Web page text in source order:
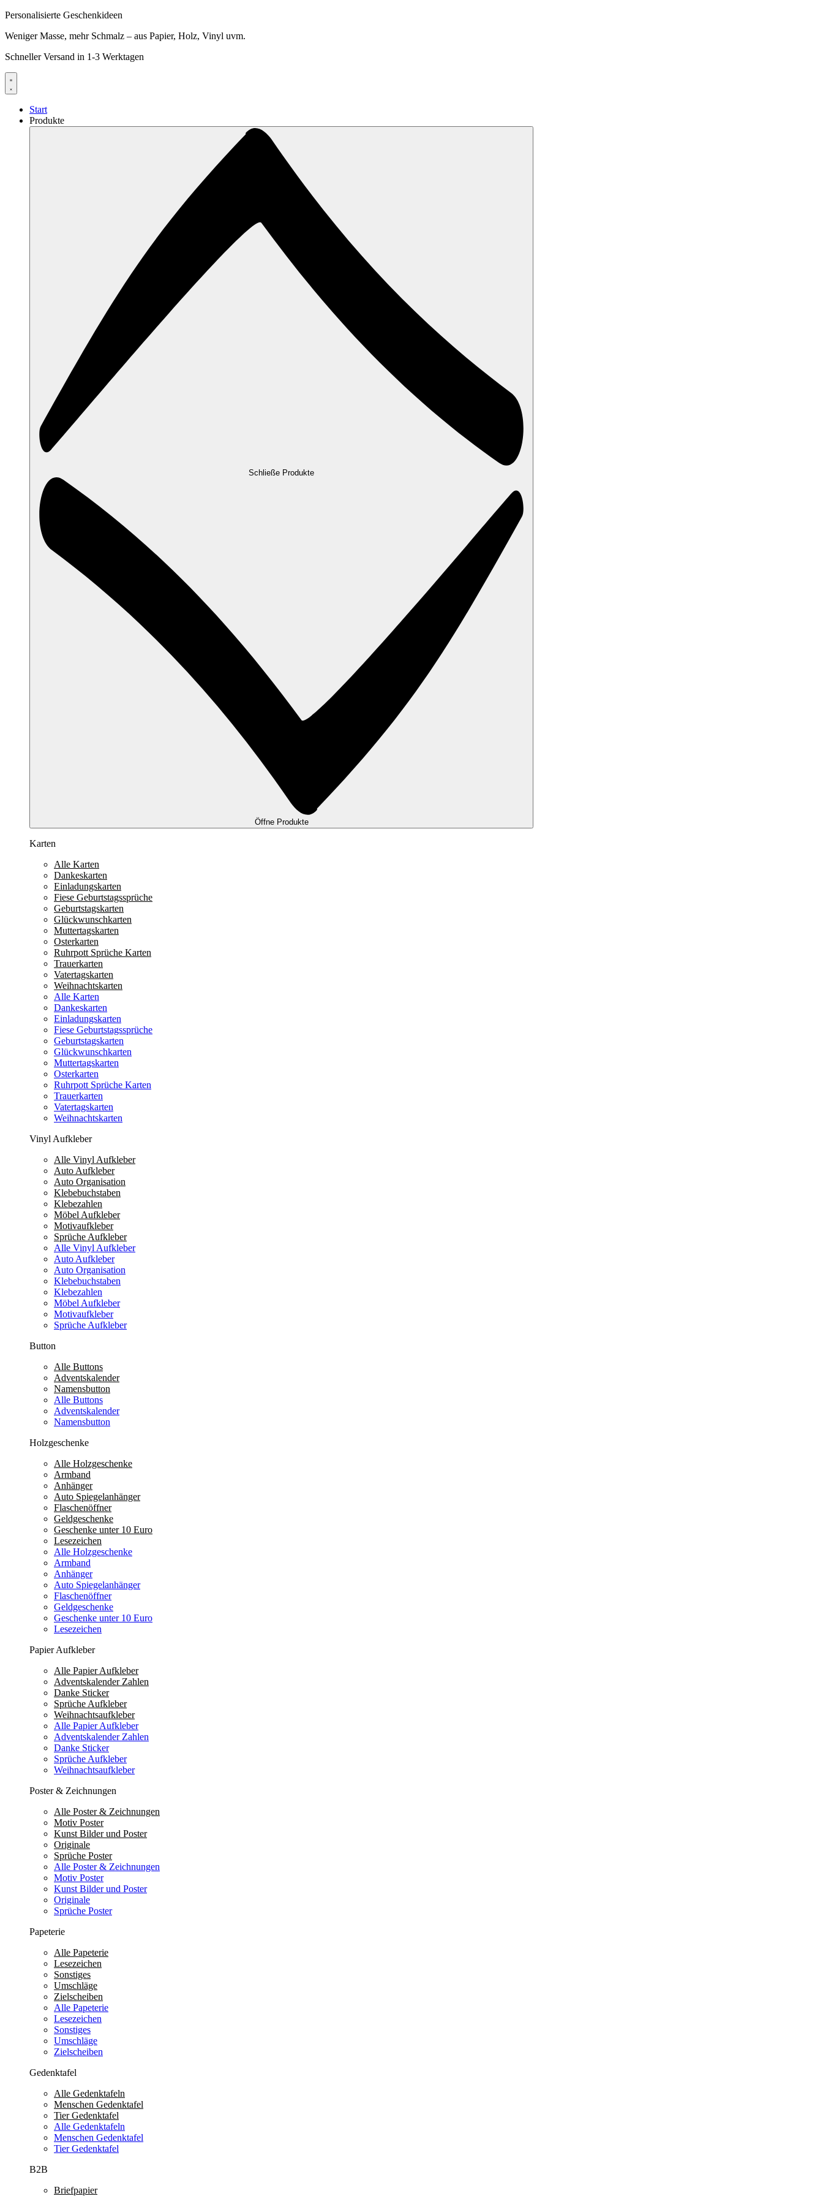
Personalisierte Geschenkideen
Weniger Masse, mehr Schmalz – aus Papier, Holz, Vinyl uvm.
Schneller Versand in 1-3 Werktagen
Start
Produkte
Schließe Produkte
Öffne Produkte
Karten
Alle Karten
Dankeskarten
Einladungskarten
Fiese Geburtstagssprüche
Geburtstagskarten
Glückwunschkarten
Muttertagskarten
Osterkarten
Ruhrpott Sprüche Karten
Trauerkarten
Vatertagskarten
Weihnachtskarten
Alle Karten
Dankeskarten
Einladungskarten
Fiese Geburtstagssprüche
Geburtstagskarten
Glückwunschkarten
Muttertagskarten
Osterkarten
Ruhrpott Sprüche Karten
Trauerkarten
Vatertagskarten
Weihnachtskarten
Vinyl Aufkleber
Alle Vinyl Aufkleber
Auto Aufkleber
Auto Organisation
Klebebuchstaben
Klebezahlen
Möbel Aufkleber
Motivaufkleber
Sprüche Aufkleber
Alle Vinyl Aufkleber
Auto Aufkleber
Auto Organisation
Klebebuchstaben
Klebezahlen
Möbel Aufkleber
Motivaufkleber
Sprüche Aufkleber
Button
Alle Buttons
Adventskalender
Namensbutton
Alle Buttons
Adventskalender
Namensbutton
Holzgeschenke
Alle Holzgeschenke
Armband
Anhänger
Auto Spiegelanhänger
Flaschenöffner
Geldgeschenke
Geschenke unter 10 Euro
Lesezeichen
Alle Holzgeschenke
Armband
Anhänger
Auto Spiegelanhänger
Flaschenöffner
Geldgeschenke
Geschenke unter 10 Euro
Lesezeichen
Papier Aufkleber
Alle Papier Aufkleber
Adventskalender Zahlen
Danke Sticker
Sprüche Aufkleber
Weihnachtsaufkleber
Alle Papier Aufkleber
Adventskalender Zahlen
Danke Sticker
Sprüche Aufkleber
Weihnachtsaufkleber
Poster & Zeichnungen
Alle Poster & Zeichnungen
Motiv Poster
Kunst Bilder und Poster
Originale
Sprüche Poster
Alle Poster & Zeichnungen
Motiv Poster
Kunst Bilder und Poster
Originale
Sprüche Poster
Papeterie
Alle Papeterie
Lesezeichen
Sonstiges
Umschläge
Zielscheiben
Alle Papeterie
Lesezeichen
Sonstiges
Umschläge
Zielscheiben
Gedenktafel
Alle Gedenktafeln
Menschen Gedenktafel
Tier Gedenktafel
Alle Gedenktafeln
Menschen Gedenktafel
Tier Gedenktafel
B2B
Briefpapier